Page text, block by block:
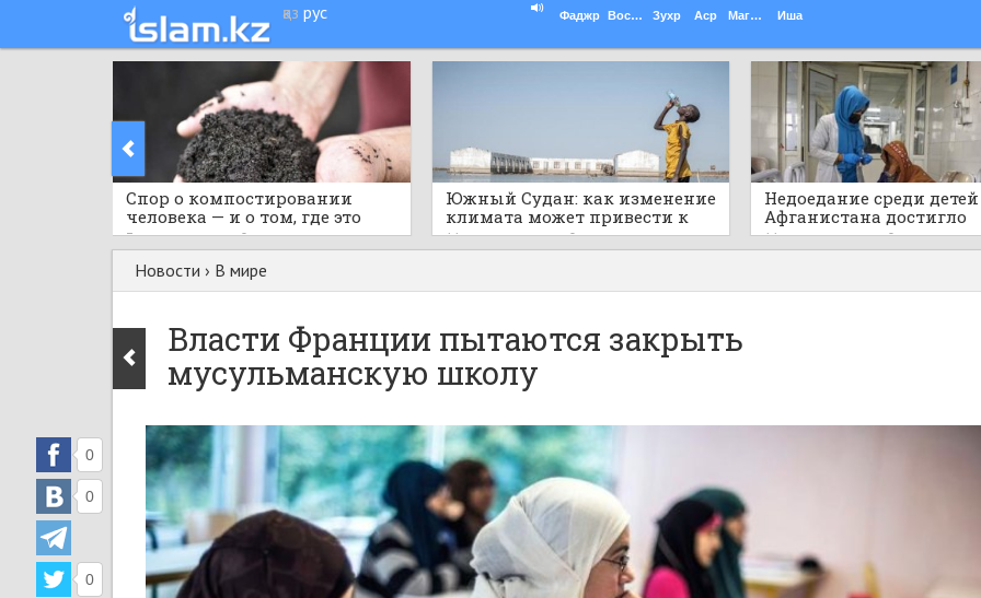
қаз рус Фаджр Восход Зухр Аср Магриб Иша
Спор о компостировании
человека — и о том, где это
легально
7 часов назад 0
Южный Судан: как изменение
климата может привести к
токсичной воде
11 часов назад 0
Недоедание среди детей
Афганистана достигло
катастрофических
11 часов назад 0
Новости › В мире
Власти Франции пытаются закрыть
мусульманскую школу
0
0
0